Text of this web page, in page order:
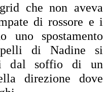
che non aveva
di rossore e i
uno spostamento
di Nadine si
dal soffio di un
direzione dove